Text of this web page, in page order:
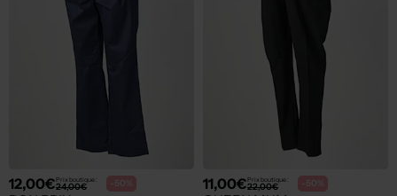
12,00€Prix boutique :
24,00€ -50% 11,00€Prix boutique :
22,00€ -50%